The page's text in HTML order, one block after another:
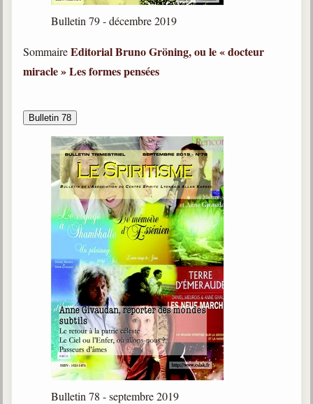
Bulletin 79 - décembre 2019
SommaireEditorialBruno Gröning, ou le « docteur
miracle »Les formes pensées
Bulletin 78
Bulletin 78 - septembre 2019